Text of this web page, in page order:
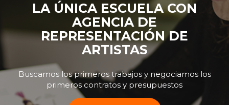
LA ÚNICA ESCUELA CON
AGENCIA DE
REPRESENTACIÓN DE
ARTISTAS
Buscamos los primeros trabajos y negociamos los
primeros contratos y presupuestos